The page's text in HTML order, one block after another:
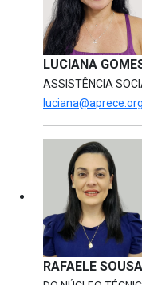
LUCIANA
ASSISTÊNCIA
RAFAELE